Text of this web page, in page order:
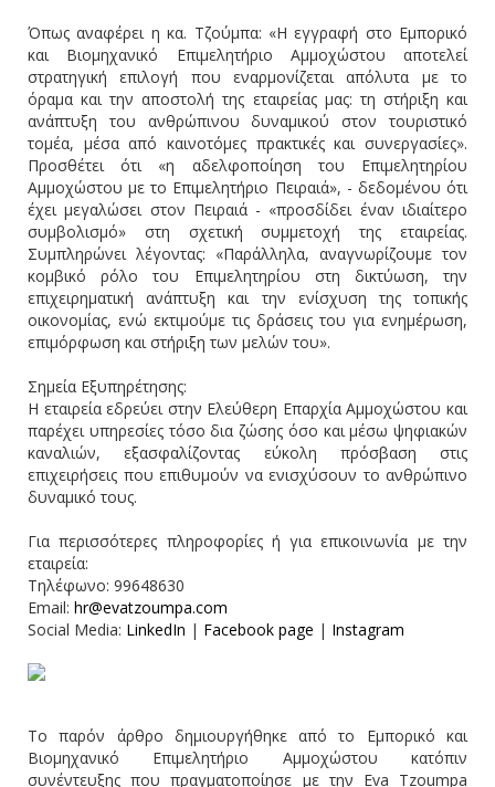
Όπως αναφέρει η κα. Τζούμπα: «Η εγγραφή στο Εμπορικό
και Βιομηχανικό Επιμελητήριο Αμμοχώστου αποτελεί
στρατηγική επιλογή που εναρμονίζεται απόλυτα με το
όραμα και την αποστολή της εταιρείας μας: τη στήριξη και
ανάπτυξη του ανθρώπινου δυναμικού στον τουριστικό
τομέα, μέσα από καινοτόμες πρακτικές και συνεργασίες».
Προσθέτει ότι «η αδελφοποίηση του Επιμελητηρίου
Αμμοχώστου με το Επιμελητήριο Πειραιά», - δεδομένου ότι
έχει μεγαλώσει στον Πειραιά - «προσδίδει έναν ιδιαίτερο
συμβολισμό» στη σχετική συμμετοχή της εταιρείας.
Συμπληρώνει λέγοντας: «Παράλληλα, αναγνωρίζουμε τον
κομβικό ρόλο του Επιμελητηρίου στη δικτύωση, την
επιχειρηματική ανάπτυξη και την ενίσχυση της τοπικής
οικονομίας, ενώ εκτιμούμε τις δράσεις του για ενημέρωση,
επιμόρφωση και στήριξη των μελών του».
Σημεία Εξυπηρέτησης:
Η εταιρεία εδρεύει στην Ελεύθερη Επαρχία Αμμοχώστου και
παρέχει υπηρεσίες τόσο δια ζώσης όσο και μέσω ψηφιακών
καναλιών, εξασφαλίζοντας εύκολη πρόσβαση στις
επιχειρήσεις που επιθυμούν να ενισχύσουν το ανθρώπινο
δυναμικό τους.
Για περισσότερες πληροφορίες ή για επικοινωνία με την
εταιρεία:
Τηλέφωνο: 99648630
Email: hr@evatzoumpa.com
Social Media: LinkedIn | Facebook page | Instagram
Το παρόν άρθρο δημιουργήθηκε από το Εμπορικό και
Βιομηχανικό Επιμελητήριο Αμμοχώστου κατόπιν
συνέντευξης που πραγματοποίησε με την Eva Tzoumpa